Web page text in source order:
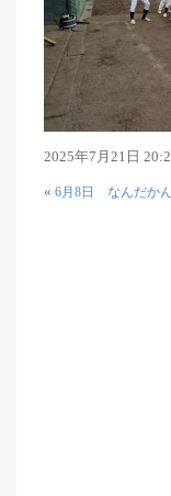
2025年7月21日
« 6月8日 なんだか